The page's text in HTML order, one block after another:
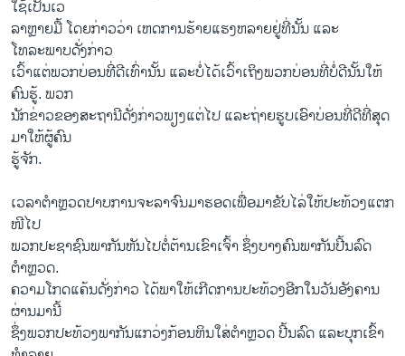
ໃຊ້​ເປັນ​ເວ
ລາ​ຫຼາຍ​ມື້ ​ໂດຍ​ກ່າວ​ວ່າ ​ເຫດການ​ຮ້າຍ​ແຮງຫລາຍ​ຢູ່​ທີ່​ນັ້ນ ​ແລະ​
ໂທລະພາບ​ດັ່ງກ່າວ​
ເວົ້າ​ແຕ່​ພວກ​ບ່ອນ​ທີ່​ດີ​ເທົ່າ​ນັ້ນ ​ແລະ​ບໍ່​ໄດ້​ເວົ້າ​ເຖິງພວກ​ບ່ອນ​ທີ່​ບໍ່​ດີ​ນັ້ນ​ໃຫ້​
ຄົນ​ຮູ້. ພວກ
​ນັກ​ຂ່າວ​ຂອງ​ສະຖານີ​ດັ່ງກ່າວ​ພຽງ​ແຕ່​ໄປ ​ແລະ​ຖ່າຍຮູບ​ເອົາ​ບ່ອນ​ທີ່​ດີ​ທີ່​ສຸດ​
ມາ​ໃຫ້​ຜູ້​ຄົນ
​ຮູ້ຈັກ.
​ເວລາ​ຕຳຫຼວດ​ປາບ​ການ​ຈະລາຈົນ​ມາ​ຮອດເພື່ອ​ມາ​ຂັບ​ໄລ່​ໃຫ້​ປະ​ທ້ວງ​ແຕກ​
ໜີ​ໄປ
ພວກ​ປະຊາຊົນພາກັນຫັນ​ໄປ​ຕໍ່ຕ້ານ​ເຂົາ​ເຈົ້າ ຊຶ່ງ​ບາງ​ຄົນ​ພາກັນປີ້ນ​ລົດ​
ຕຳຫຼວດ​.
ຄວາມໂກດແຄ້ນດັ່ງກ່າວ ​ໄດ້​ພາ​ໃຫ້​ເກີດ​ການ​ປະ​ທ້ວງ​ອີກ​ໃນ​ວັນ​ອັງຄານ​
ຜ່ານ​ມາ​ນີ້
ຊຶ່ງ​ພວກ​ປະ​ທ້ວງ​ພາກັນ​ແກວ່ງ​ກ້ອນ​ຫິນ​ໃ​ສ່ຕຳຫຼວດ ປີ້ນ​ລົດ ​ແລະ​ບຸກ​ເຂົ້າ​